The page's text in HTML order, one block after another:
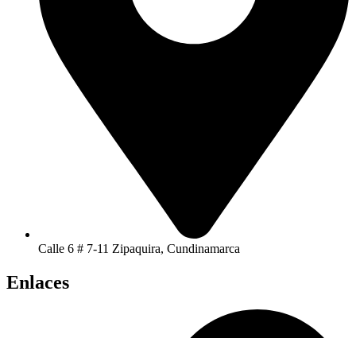
Calle 6 # 7-11 Zipaquira, Cundinamarca
Enlaces